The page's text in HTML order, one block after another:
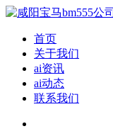
首页
关于我们
ai资讯
ai动态
联系我们